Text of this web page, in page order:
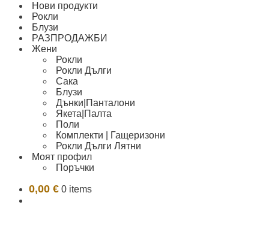
Нови продукти
Рокли
Блузи
РАЗПРОДАЖБИ
Жени
Рокли
Рокли Дълги
Сака
Блузи
Дънки|Панталони
Якета|Палта
Поли
Комплекти | Гащеризони
Рокли Дълги Лятни
Моят профил
Поръчки
0,00 € 0 items